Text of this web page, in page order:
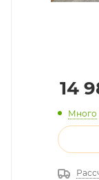
14
Много